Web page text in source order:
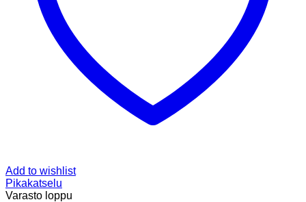
Add to wishlist
Pikakatselu
Varasto loppu